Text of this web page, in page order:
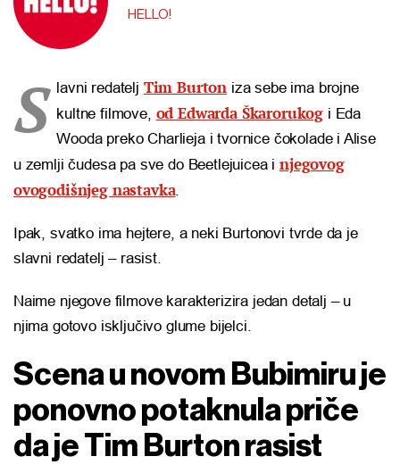
HELLO!
S lavni redatelj Tim Burton iza sebe ima brojne
kultne filmove, od Edwarda Škarorukog i Eda
Wooda preko Charlieja i tvornice čokolade i Alise
u zemlji čudesa pa sve do Beetlejuicea injegovog
ovogodišnjeg nastavka.
Ipak, svatko ima hejtere, a neki Burtonovi tvrde da je
slavni redatelj – rasist.
Naime njegove filmove karakterizira jedan detalj – u
njima gotovo isključivo glume bijelci.
Scena u novom Bubimiru je
ponovno potaknula priče
da je Tim Burton rasist